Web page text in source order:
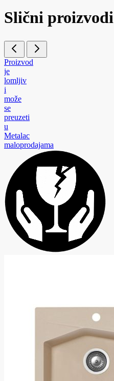
Slični proizvodi
Proizvod
je
lomljiv
i
može
se
preuzeti
u
Metalac
maloprodajama